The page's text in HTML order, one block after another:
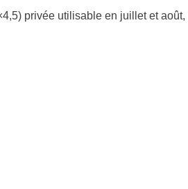
privée utilisable en juillet et août,